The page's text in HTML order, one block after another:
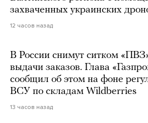
захваченных украинских
12 часов назад
В России снимут ситком
выдачи заказов. Глава
сообщил об этом на фоне
ВСУ по складам Wildberries
13 часов назад